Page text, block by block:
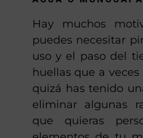
PINTADO DE
AGUA O MONOCAPA
Hay muchos
puedes necesitar
uso y el paso del
huellas que a